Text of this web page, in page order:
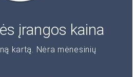
įrangos kaina
kartą. Nėra mėnesinių